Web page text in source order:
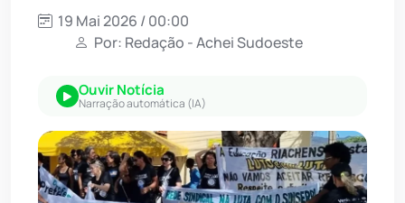
19 Mai 2026 / 00:00
Por: Redação - Achei Sudoeste
Ouvir Notícia
Narração automática (IA)